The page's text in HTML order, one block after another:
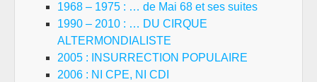
1968 – 1975 : … de Mai 68 et ses suites
1990 – 2010 : … DU CIRQUE
ALTERMONDIALISTE
2005 : INSURRECTION POPULAIRE
2006 : NI CPE, NI CDI